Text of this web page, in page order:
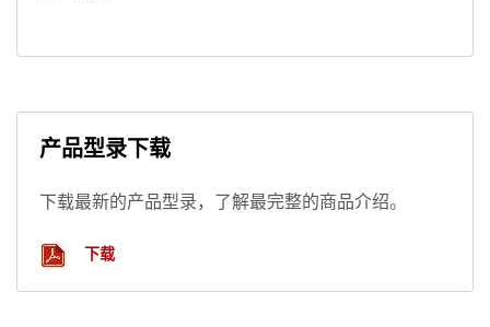
产品型录下载
下载最新的产品型录，了解最完整的商品介绍。
下载